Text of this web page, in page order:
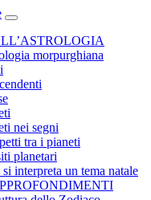
morpurghiana
nei segni
tra i pianeti
planetari
interpreta un tema natale